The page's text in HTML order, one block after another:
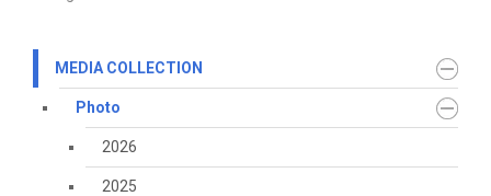
MEDIA COLLECTION
Photo
2026
2025